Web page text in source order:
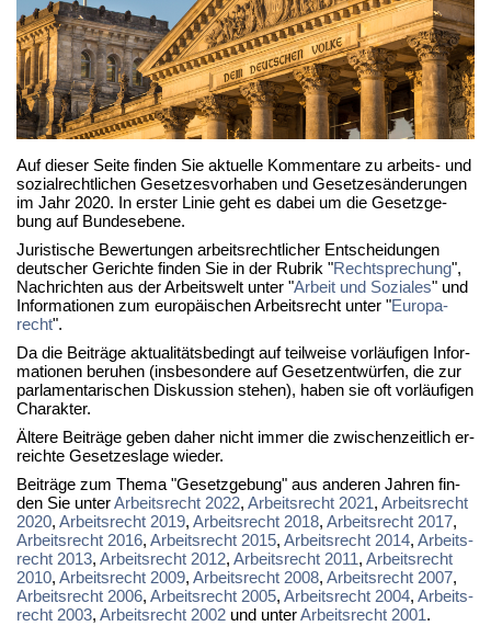
Auf die­ser Sei­te fin­den Sie ak­tu­el­le Kom­men­ta­re zu ar­beits- und
so­zi­al­recht­li­chen Ge­set­zes­vor­ha­ben und Ge­set­zes­än­de­run­gen
im Jahr 2020. In ers­ter Li­nie geht es da­bei um die Ge­setz­ge­
bung auf Bun­des­ebe­ne.
Ju­ris­ti­sche Be­wer­tun­gen ar­beits­recht­li­cher Ent­schei­dun­gen
deut­scher Ge­rich­te fin­den Sie in der Ru­brik "Recht­spre­chung",
Nach­rich­ten aus der Ar­beits­welt un­ter "Ar­beit und So­zia­les" und
In­for­ma­tio­nen zum eu­ro­päi­schen Ar­beits­recht un­ter "Eu­ro­pa­
recht".
Da die Bei­trä­ge ak­tua­li­täts­be­dingt auf teil­wei­se vor­läu­fi­gen In­for­
ma­tio­nen be­ru­hen (ins­be­son­de­re auf Ge­setz­ent­wür­fen, die zur
par­la­men­ta­ri­schen Dis­kus­si­on ste­hen), ha­ben sie oft vor­läu­fi­gen
Cha­rak­ter.
Äl­te­re Bei­trä­ge ge­ben da­her nicht im­mer die zwi­schen­zeit­lich er­
reich­te Ge­set­zes­la­ge wie­der.
Bei­trä­ge zum The­ma "Ge­setz­ge­bung" aus an­de­ren Jah­ren fin­
den Sie un­terAr­beits­recht 2022, Ar­beits­recht 2021, Ar­beits­recht
2020, Ar­beits­recht 2019, Ar­beits­recht 2018, Ar­beits­recht 2017,
Ar­beits­recht 2016, Ar­beits­recht 2015, Ar­beits­recht 2014, Ar­beits­
recht 2013, Ar­beits­recht 2012, Ar­beits­recht 2011, Ar­beits­recht
2010, Ar­beits­recht 2009, Ar­beits­recht 2008, Ar­beits­recht 2007,
Ar­beits­recht 2006, Ar­beits­recht 2005, Ar­beits­recht 2004, Ar­beits­
recht 2003, Ar­beits­recht 2002 und un­terAr­beits­recht 2001.